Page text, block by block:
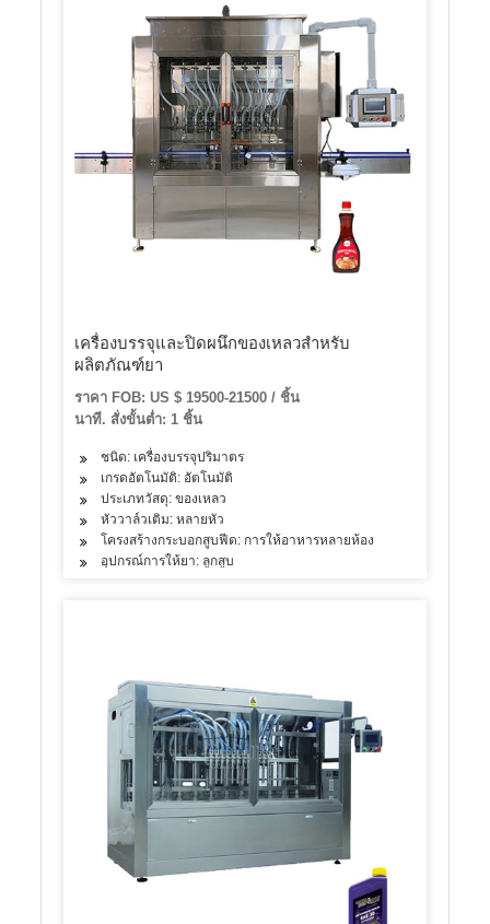
เครื่องบรรจุและปิดผนึกของเหลวสำหรับ
ผลิตภัณฑ์ยา
ราคา FOB: US $ 19500-21500 / ชิ้น
นาที. สั่งขั้นต่ำ: 1 ชิ้น
ชนิด: เครื่องบรรจุปริมาตร
เกรดอัตโนมัติ: อัตโนมัติ
ประเภทวัสดุ: ของเหลว
หัววาล์วเติม: หลายหัว
โครงสร้างกระบอกสูบฟีด: การให้อาหารหลายห้อง
อุปกรณ์การให้ยา: ลูกสูบ